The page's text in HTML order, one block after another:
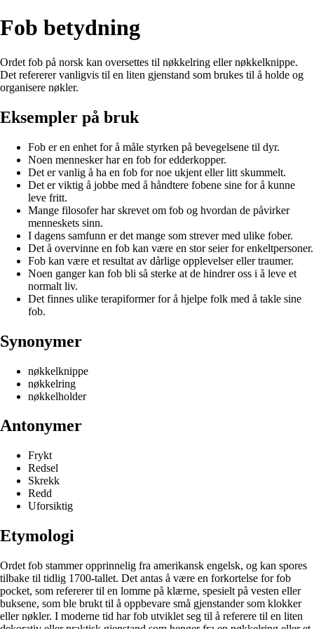
Fob betydning
Ordet fob på norsk kan oversettes til nøkkelring eller nøkkelknippe.
Det refererer vanligvis til en liten gjenstand som brukes til å holde og
organisere nøkler.
Eksempler på bruk
Fob er en enhet for å måle styrken på bevegelsene til dyr.
Noen mennesker har en fob for edderkopper.
Det er vanlig å ha en fob for noe ukjent eller litt skummelt.
Det er viktig å jobbe med å håndtere fobene sine for å kunne
leve fritt.
Mange filosofer har skrevet om fob og hvordan de påvirker
menneskets sinn.
I dagens samfunn er det mange som strever med ulike fober.
Det å overvinne en fob kan være en stor seier for enkeltpersoner.
Fob kan være et resultat av dårlige opplevelser eller traumer.
Noen ganger kan fob bli så sterke at de hindrer oss i å leve et
normalt liv.
Det finnes ulike terapiformer for å hjelpe folk med å takle sine
fob.
Synonymer
nøkkelknippe
nøkkelring
nøkkelholder
Antonymer
Frykt
Redsel
Skrekk
Redd
Uforsiktig
Etymologi
Ordet fob stammer opprinnelig fra amerikansk engelsk, og kan spores
tilbake til tidlig 1700-tallet. Det antas å være en forkortelse for fob
pocket, som refererer til en lomme på klærne, spesielt på vesten eller
buksene, som ble brukt til å oppbevare små gjenstander som klokker
eller nøkler. I moderne tid har fob utviklet seg til å referere til en liten